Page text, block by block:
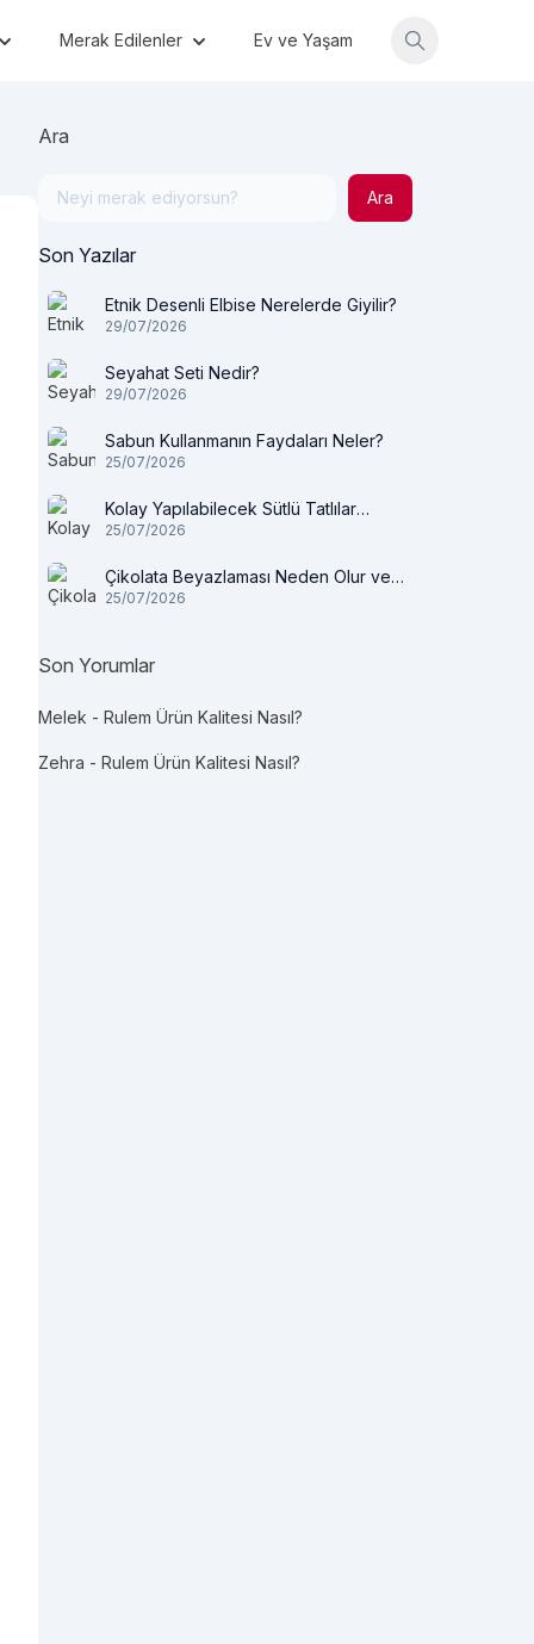
Merak Edilenler Ev ve Yaşam
Ara
Ara
Son Yazılar
Etnik Desenli Elbise Nerelerde Giyilir?
29/07/2026
Seyahat Seti Nedir?
29/07/2026
Sabun Kullanmanın Faydaları Neler?
25/07/2026
Kolay Yapılabilecek Sütlü Tatlılar
Nelerdir?
25/07/2026
Çikolata Beyazlaması Neden Olur ve
Tüketilir mi?
25/07/2026
Son Yorumlar
Melek - Rulem Ürün Kalitesi Nasıl?
Zehra - Rulem Ürün Kalitesi Nasıl?